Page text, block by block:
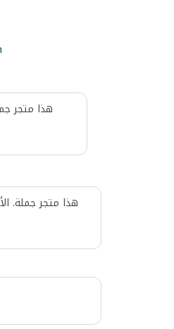
هذا متجر
هذا متجر جملة.